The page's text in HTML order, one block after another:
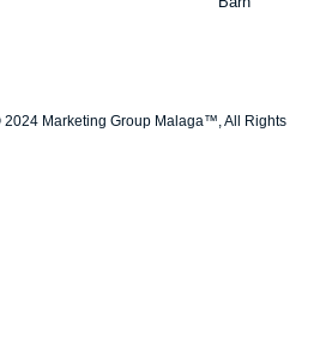
2024 Marketing Group Malaga™, All Rights